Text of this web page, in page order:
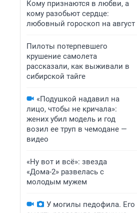
Кому признаются в любви, а
кому разобьют сердце:
любовный гороскоп на август
Пилоты потерпевшего
крушение самолета
рассказали, как выживали в
сибирской тайге
«Подушкой надавил на
лицо, чтобы не кричала»:
жених убил модель и год
возил ее труп в чемодане —
видео
«Ну вот и всё»: звезда
«Дома-2» развелась с
молодым мужем
У могилы педофила. Его